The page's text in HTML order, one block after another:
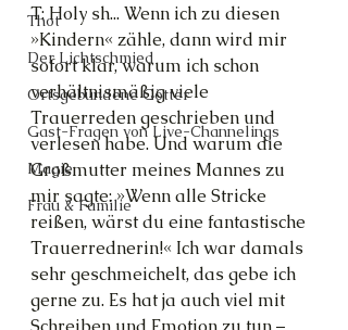
Thot
Der Lichtschmied
Ortsgebundene Götter
Gast-Fragen von Live-Channelings
Magie
Frau & Familie
T: Holy sh... Wenn ich zu diesen
»Kindern« zähle, dann wird mir
sofort klar, warum ich schon
verhältnismäßig viele
Trauerreden geschrieben und
verlesen habe. Und warum die
Großmutter meines Mannes zu
mir sagte: »Wenn alle Stricke
reißen, wärst du eine fantastische
Trauerrednerin!« Ich war damals
sehr geschmeichelt, das gebe ich
gerne zu. Es hat ja auch viel mit